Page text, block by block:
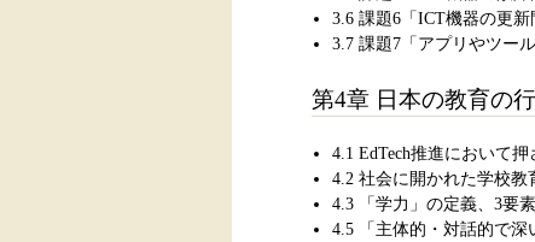
3.6 課題6「ICT機器の更新
3.7 課題7「アプリやツー
第4章 日本の教育の
4.1 EdTech推進において
4.2 社会に開かれた学校教
4.3 「学力」の定義、3要
4.5 「主体的・対話的で